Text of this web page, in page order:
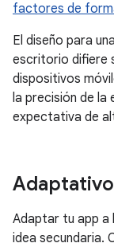
factores de
El diseño para
escritorio difiere
dispositivos
la precisión de la
expectativa de
Adaptar tu app a
idea secundaria.